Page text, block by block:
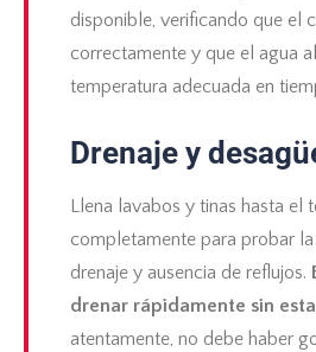
disponible, verificando que el
correctamente y que el agua
temperatura adecuada en
Drenaje y
Llena lavabos y tinas hasta el
completamente para probar
drenaje y ausencia de reflujos.
drenar rápidamente sin
atentamente, no debe haber